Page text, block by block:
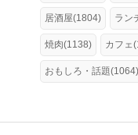
居酒屋(1804) ラン
焼肉(1138) カフェ
おもしろ・話題(1064)